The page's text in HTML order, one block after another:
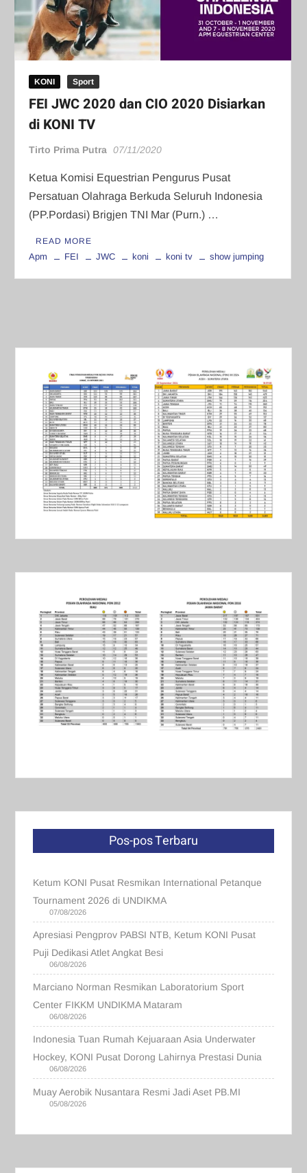
KONI Sport
FEI JWC 2020 dan CIO 2020 Disiarkan
di KONI TV
Tirto Prima Putra 07/11/2020
Ketua Komisi Equestrian Pengurus Pusat
Persatuan Olahraga Berkuda Seluruh Indonesia
(PP.Pordasi) Brigjen TNI Mar (Purn.) …
READ MORE
Apm FEI JWC koni koni tv show jumping
Pos-pos Terbaru
Ketum KONI Pusat Resmikan International Petanque
Tournament 2026 di UNDIKMA
07/08/2026
Apresiasi Pengprov PABSI NTB, Ketum KONI Pusat
Puji Dedikasi Atlet Angkat Besi
06/08/2026
Marciano Norman Resmikan Laboratorium Sport
Center FIKKM UNDIKMA Mataram
06/08/2026
Indonesia Tuan Rumah Kejuaraan Asia Underwater
Hockey, KONI Pusat Dorong Lahirnya Prestasi Dunia
06/08/2026
Muay Aerobik Nusantara Resmi Jadi Aset PB.MI
05/08/2026